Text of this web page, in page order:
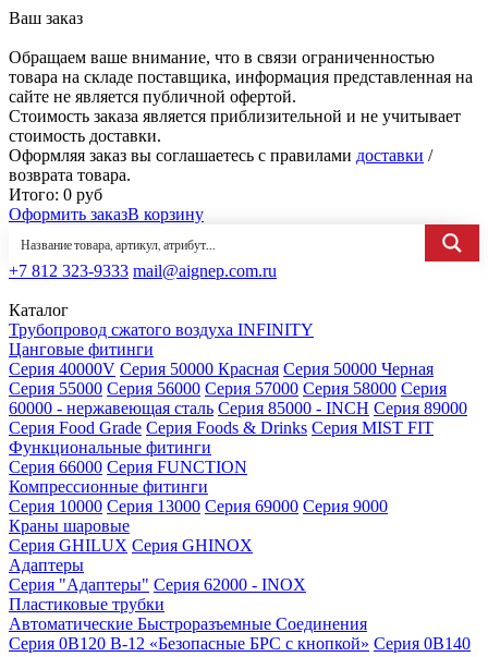
Ваш заказ
Обращаем ваше внимание, что в связи ограниченностью
товара на складе поставщика, информация представленная на
сайте не является публичной офертой.
Стоимость заказа является приблизительной и не учитывает
стоимость доставки.
Оформляя заказ вы соглашаетесь с правилами доставки /
возврата товара.
Итого: 0 руб
Оформить заказВ корзину
+7 812 323-9333 mail@aignep.com.ru
Каталог
Трубопровод сжатого воздуха INFINITY
Цанговые фитинги
Серия 40000V Серия 50000 Красная Серия 50000 Черная
Серия 55000 Серия 56000 Серия 57000 Серия 58000 Серия
60000 - нержавеющая сталь Серия 85000 - INCH Серия 89000
Серия Food Grade Серия Foods & Drinks Серия MIST FIT
Функциональные фитинги
Серия 66000 Серия FUNCTION
Компрессионные фитинги
Серия 10000 Серия 13000 Серия 69000 Серия 9000
Краны шаровые
Серия GHILUX Серия GHINOX
Адаптеры
Серия "Адаптеры" Серия 62000 - INOX
Пластиковые трубки
Автоматические Быстроразъемные Соединения
Серия 0B120 B-12 «Безопасные БРС с кнопкой» Серия 0B140